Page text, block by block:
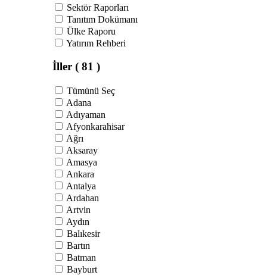
Sektör Raporları
Tanıtım Dokümanı
Ülke Raporu
Yatırım Rehberi
İller ( 81 )
Tümünü Seç
Adana
Adıyaman
Afyonkarahisar
Ağrı
Aksaray
Amasya
Ankara
Antalya
Ardahan
Artvin
Aydın
Balıkesir
Bartın
Batman
Bayburt